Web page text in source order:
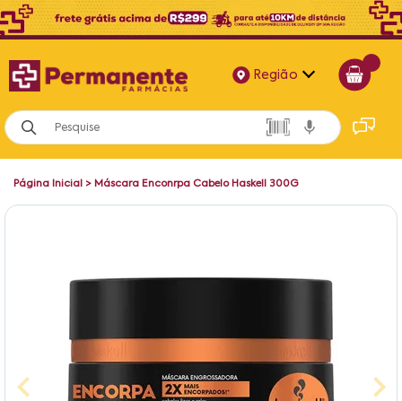
Região
Alagoas
Bahia
Página Inicial > Máscara Enconrpa Cabelo Haskell 300G